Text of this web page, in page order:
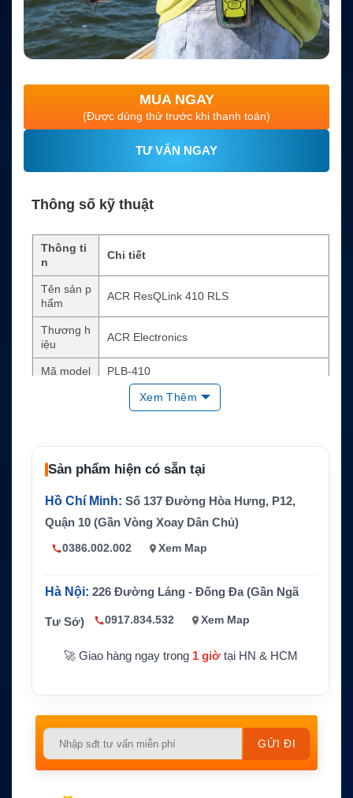
MUA NGAY
(Được dùng thử trước khi thanh toán)
TƯ VẤN NGAY
Thông số kỹ thuật
Thông ti
n
Chi tiết
Tên sản p
hẩm
ACR ResQLink 410 RLS
Thương h
iệu
ACR Electronics
Mã model PLB-410
Thiết bị định vị cá nhân cấp cứu PLB
Tần số kh
ẩn cấp
Tín hiệu d
121.5MHz homing beacon
Pin Lithium, thời hạn thay pin 5 năm
Tính năng
chính
Return Link Service, khả năng nổi, strobe, i
nfrared strobe, hoạt động 24+ giờ
Xem Thêm
Sản phẩm hiện có sẵn tại
Hồ Chí Minh: Số 137 Đường Hòa Hưng, P12,
Quận 10 (Gần Vòng Xoay Dân Chủ)
0386.002.002 Xem Map
Hà Nội: 226 Đường Láng - Đống Đa (Gần Ngã
Tư Sở) 0917.834.532 Xem Map
🚀 Giao hàng ngay trong 1 giờtại HN & HCM
Please